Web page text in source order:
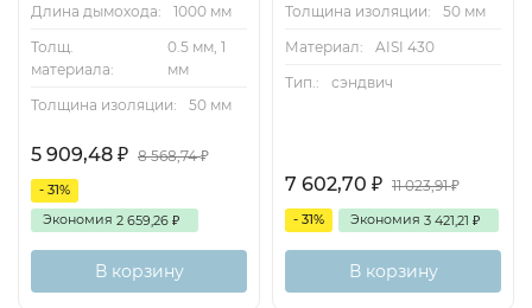
Длина дымохода:
1000 мм
Толщ.
материала:
0.5 мм, 1
мм
Толщина изоляции:
50 мм
5 909,48 ₽ 8 568,74₽
- 31%
Экономия 2 659,26 ₽
В корзину
Толщина изоляции:
50 мм
Материал:
AISI 430
Тип.:
сэндвич
7 602,70 ₽ 11 023,91₽
- 31% Экономия 3 421,21 ₽
В корзину